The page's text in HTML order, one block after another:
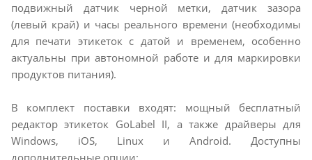
подвижный датчик черной метки, датчик зазора
(левый край) и часы реального времени (необходимы
для печати этикеток с датой и временем, особенно
актуальны при автономной работе и для маркировки
продуктов питания).
В комплект поставки входят: мощный бесплатный
редактор этикеток GoLabel II, а также драйверы для
Windows, iOS, Linux и Android. Доступны